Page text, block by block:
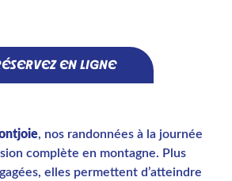
, nos randonnées à la journée
complète en montagne. Plus
elles permettent d’atteindre
EN LIGNE